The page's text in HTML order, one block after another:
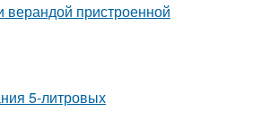
верандой пристроенной
5-литровых